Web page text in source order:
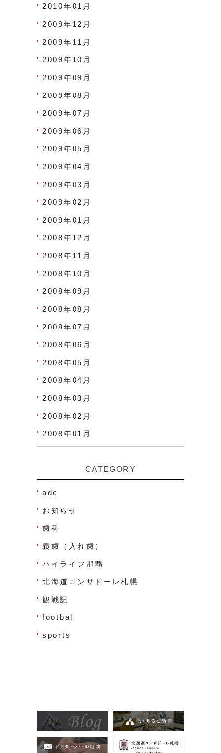
2010年01月
2009年12月
2009年11月
2009年10月
2009年09月
2009年08月
2009年07月
2009年06月
2009年05月
2009年04月
2009年03月
2009年02月
2009年01月
2008年12月
2008年11月
2008年10月
2008年09月
2008年08月
2008年07月
2008年06月
2008年05月
2008年04月
2008年03月
2008年02月
2008年01月
CATEGORY
adc
お知らせ
歯科
義歯（入れ歯）
ハイライフ那覇
北海道コンサドーレ札幌
観戦記
football
sports